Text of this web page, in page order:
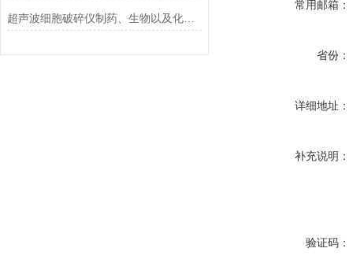
超声波细胞破碎仪制药、生物以及化工品行业的运用
常用邮箱：
省份：
详细地址：
补充说明：
验证码：